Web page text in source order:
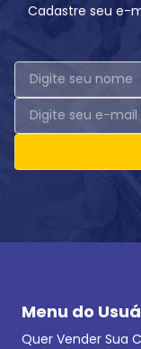
Cadastre seu e-
Menu do
Quer Vender Sua